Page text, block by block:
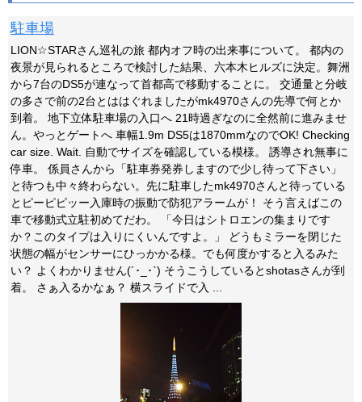
駐車場
LION☆STARさん巡礼の旅 都内オフ時の出来事について。 都内の
夜景が見られるところで検討した結果、六本木ヒルズに決定。舞洲
から7台のDS5が連なって首都高で移動することに。 交通量と分岐
の多さで前の2台とははぐれましたがmk4970さんの先導で何とか
到着。 地下立体駐車場の入口へ 21時過ぎなのに全然前に進みませ
ん。やっとゲートへ 車幅1.9m DS5は1870mmなのでOK! Checking
car size. Wait. 自動でサイズを確認している模様。 誘導され無事に
停車。 係員さんから「駐車券発券しますので少し待って下さい」
と待つも中々終わらない。先に駐車したmk4970さんと待っている
とピーピピッー入庫時の振動で防犯アラームが！ そう言えばこの
車で移動式立駐初めてだわ。 「今日はシトロエンの集まりです
か？このタイプは入りにくいんですよ。」 どうもミラーを閉じた
状態の幅がセンサーにひっかかる様。でも何度かすると入るみた
い？ よくわかりません(´･_･`) そうこうしているとshotasさんが到
着。 さぁ入るかなぁ？ 横スライドで入 ...